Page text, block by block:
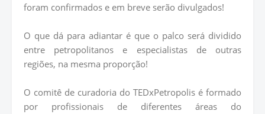
foram confirmados e em breve serão divulgados!
O que dá para adiantar é que o palco será dividido
entre petropolitanos e especialistas de outras
regiões, na mesma proporção!
O comitê de curadoria do TEDxPetropolis é formado
por profissionais de diferentes áreas do